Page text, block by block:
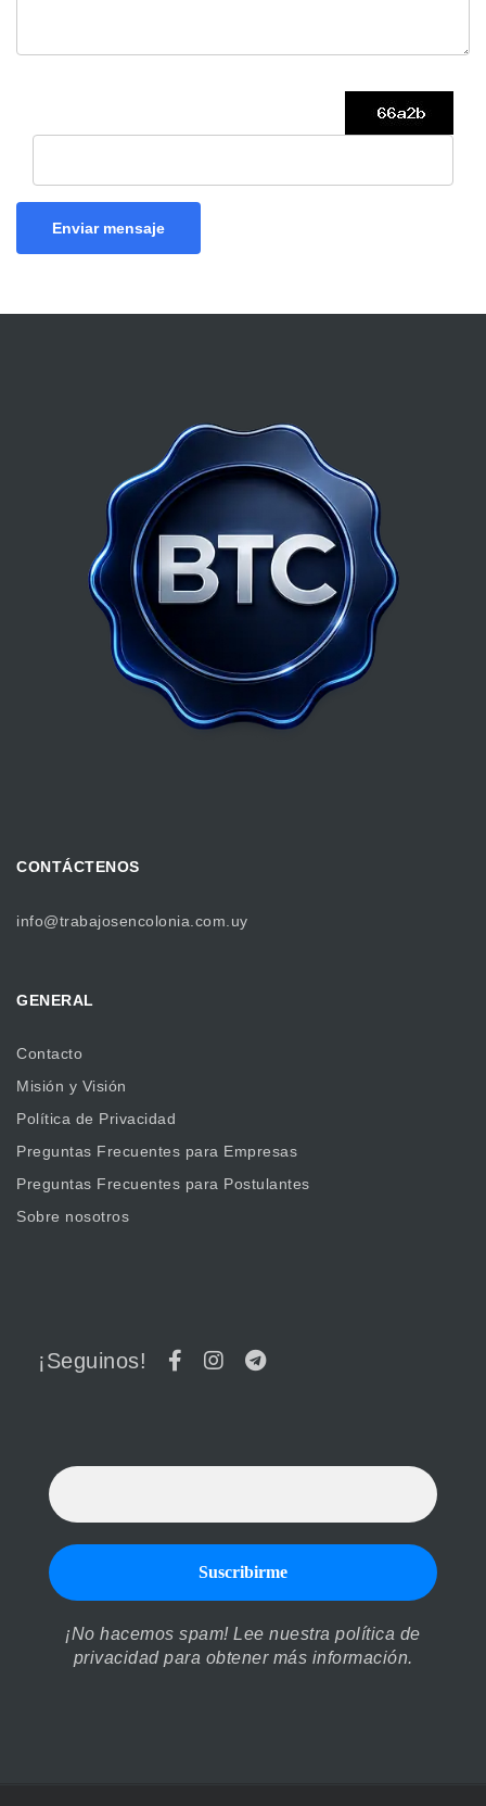
Enviar mensaje
CONTÁCTENOS
info@trabajosencolonia.com.uy
GENERAL
Contacto
Misión y Visión
Política de Privacidad
Preguntas Frecuentes para Empresas
Preguntas Frecuentes para Postulantes
Sobre nosotros
¡Seguinos!
¡No hacemos spam! Lee nuestrapolítica de
privacidadpara obtener más información.